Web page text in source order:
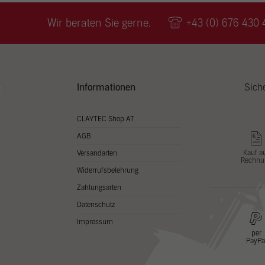
Wir beraten Sie gerne. +43 (0) 676 430
Informationen
CLAYTEC Shop AT
AGB
Versandarten
Widerrufsbelehrung
Zahlungsarten
Datenschutz
Impressum
Kauf
per
PayPal
zu